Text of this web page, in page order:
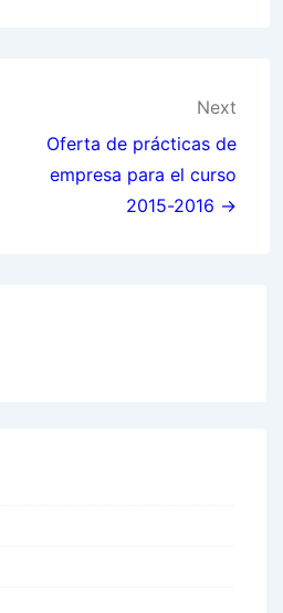
Next
Oferta de prácticas de
empresa para el curso
2015-2016 →